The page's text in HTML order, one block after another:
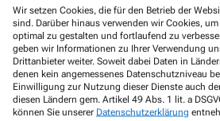
Wir setzen Cookies, die für den Betrieb der
sind. Darüber hinaus verwenden wir Cookies,
optimal zu gestalten und fortlaufend zu
geben wir Informationen zu Ihrer Verwendung
Drittanbieter weiter. Soweit dabei Daten in
denen kein angemessenes Datenschutzniveau
Einwilligung zur Nutzung dieser Dienste auch
diesen Ländern gem. Artikel 49 Abs. 1 lit. a
können Sie unserer Datenschutzerklärung
Abmelde-Link in jedem Newsletter).
Kontaktmöglichkeiten dafür und
Datenverarbeitung finden sich in der